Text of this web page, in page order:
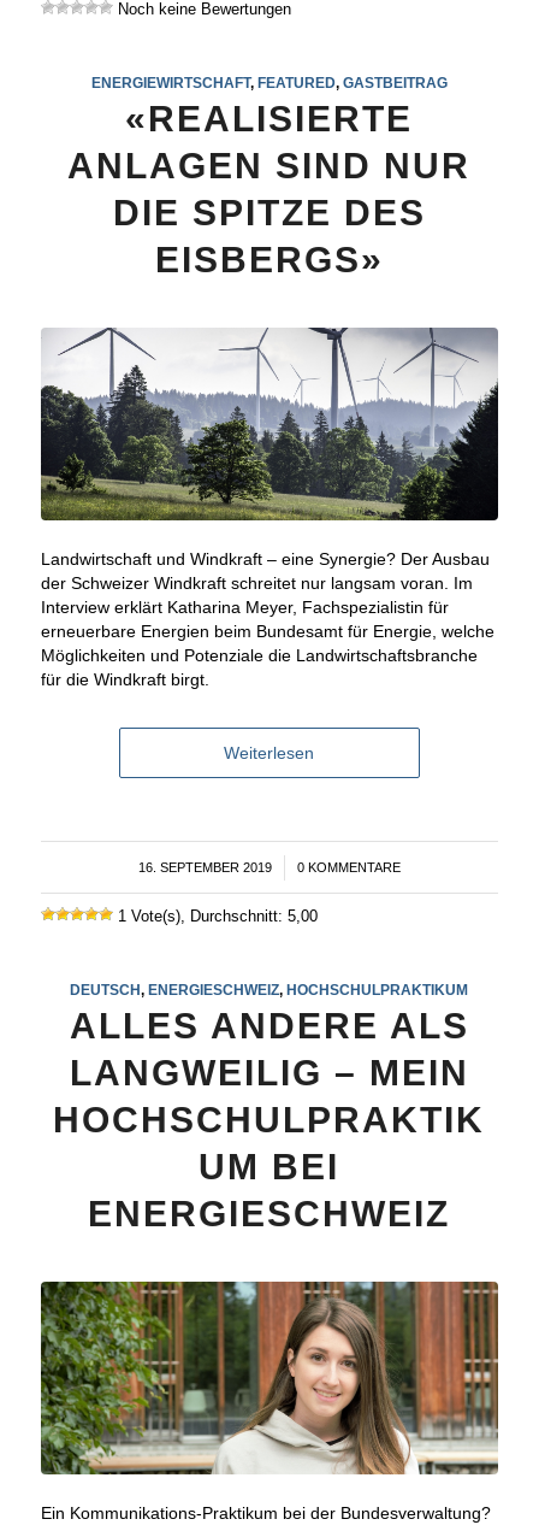
Noch keine Bewertungen
ENERGIEWIRTSCHAFT, FEATURED, GASTBEITRAG
«REALISIERTE
ANLAGEN SIND NUR
DIE SPITZE DES
EISBERGS»
Landwirtschaft und Windkraft – eine Synergie? Der Ausbau
der Schweizer Windkraft schreitet nur langsam voran. Im
Interview erklärt Katharina Meyer, Fachspezialistin für
erneuerbare Energien beim Bundesamt für Energie, welche
Möglichkeiten und Potenziale die Landwirtschaftsbranche
für die Windkraft birgt.
Weiterlesen
16. SEPTEMBER 2019
/ 0 KOMMENTARE
1 Vote(s), Durchschnitt: 5,00
DEUTSCH, ENERGIESCHWEIZ, HOCHSCHULPRAKTIKUM
ALLES ANDERE ALS
LANGWEILIG – MEIN
HOCHSCHULPRAKTIK
UM BEI
ENERGIESCHWEIZ
Ein Kommunikations-Praktikum bei der Bundesverwaltung?